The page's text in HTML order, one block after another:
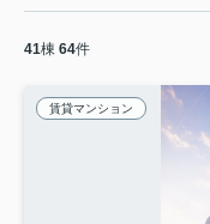
41棟 64件
賃貸マンション